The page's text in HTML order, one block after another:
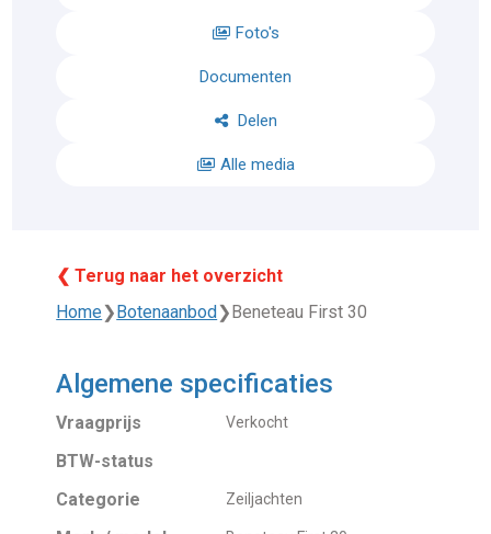
Foto's
Documenten
Delen
Alle media
❮ Terug naar het overzicht
Home❯Botenaanbod❯Beneteau First 30
Algemene specificaties
Vraagprijs Verkocht
BTW-status
Categorie
Zeiljachten